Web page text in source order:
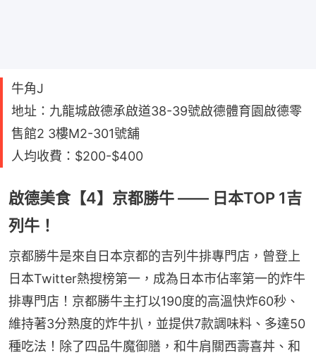
牛角J
地址：九龍城啟德承啟道38-39號啟德體育園啟德零
售館2 3樓M2-301號舖
人均收費：$200-$400
啟德美食【4】京都勝牛 —— 日本TOP 1吉
列牛！
京都勝牛是來自日本京都的吉列牛排專門店，曾登上
日本Twitter熱搜榜第一，成為日本市佔率第一的炸牛
排專門店！京都勝牛主打以190度的高溫快炸60秒、
維持著3分熟度的炸牛扒，並提供7款調味料、多達50
種吃法！除了四品牛魔御膳，和牛肩關西壽喜丼、和